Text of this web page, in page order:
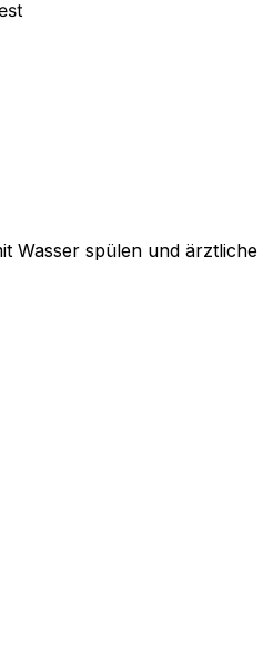
Wasser spülen und